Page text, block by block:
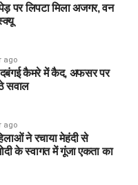
पेड़ पर लिपटा मिला अजगर, वन
ago
दबंगई कैमरे में कैद, अफसर पर
सवाल
ago
ने रचाया मेहंदी से
के स्वागत में गूंजा एकता का